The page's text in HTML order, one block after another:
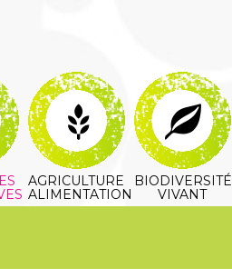
AGRICULTURE
ALIMENTATION
BIODIVERSITÉ
VIVANT